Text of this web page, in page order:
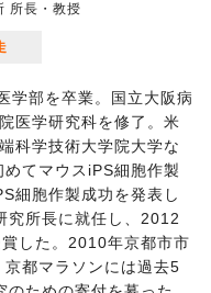
所長・教授
学部を卒業。国立大阪病
医学研究科を修了。米
科学技術大学院大学な
てマウスiPS細胞作製
細胞作製成功を発表し
究所長に就任し、2012
した。2010年京都市市
都マラソンには過去5